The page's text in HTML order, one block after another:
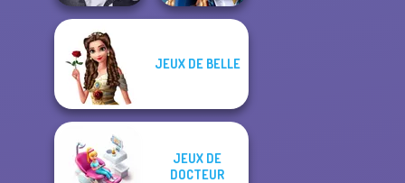
Manga Creator
Vampire Hunter
P...
Sailor Moon And
JEUX DE BELLE
JEUX DE
DOCTEUR